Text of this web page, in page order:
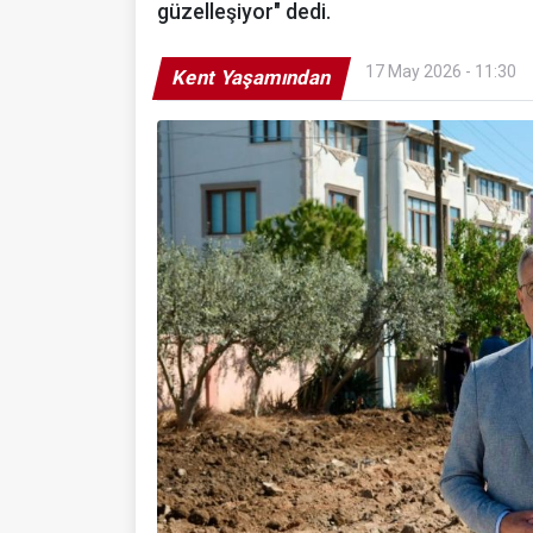
güzelleşiyor" dedi.
Kent Yaşamından 17 May 2026 - 11:30